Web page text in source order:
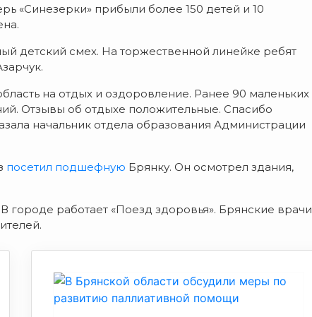
«Синезерки» прибыли более 150 детей и 10
детский смех. На торжественной линейке ребят
на отдых и оздоровление. Ранее 90 маленьких
Отзывы об отдыхе положительные. Спасибо
начальник отдела образования Администрации
посетил подшефную Брянку. Он осмотрел здания,
городе работает «Поезд здоровья». Брянские врачи